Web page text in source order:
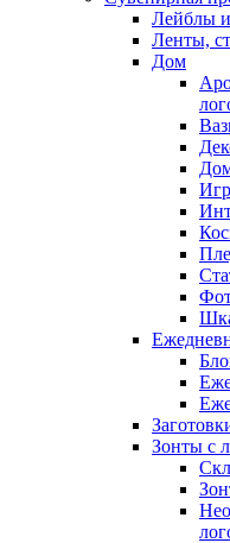
Лейблы
Ленты,
Дом
Зонты с